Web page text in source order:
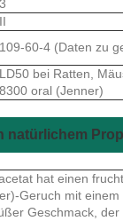
3
II
109-60-4 (Daten zu
LD50 bei Ratten,
8300 oral (Jenner)
natürlichem
hat einen
Geruch mit einem
Geschmack,